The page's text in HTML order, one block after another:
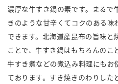
お酢ドリンク
みりん風・料理酒
ブランド・スペシャルサイト
ブランド・スペシャルサイト ト
商品ブランドサイト
Fibee（ファイビー）
濃厚な牛すき鍋の素です。まるで
きのような甘辛くてコクのある
できます。北海道産昆布の旨味と
ことで、牛すき鍋はもちろんのこ
牛すき煮などの煮込み料理にもお
ております。すき焼きのわりした